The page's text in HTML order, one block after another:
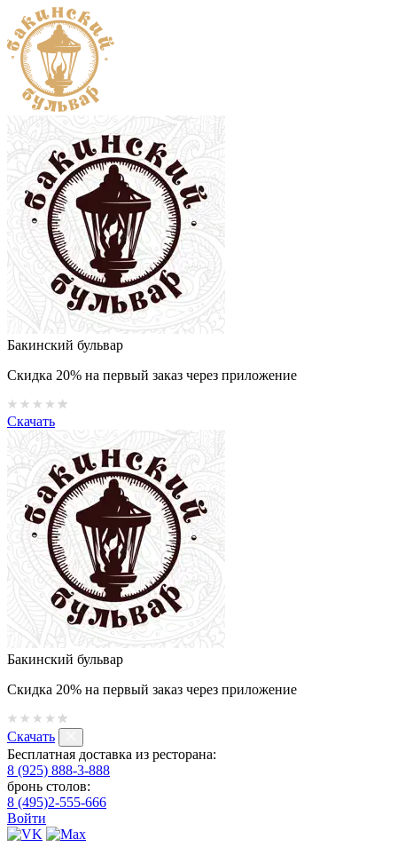
Бакинский бульвар
Скидка 20% на первый заказ через приложение
Скачать
Бакинский бульвар
Скидка 20% на первый заказ через приложение
Скачать
Бесплатная доставка из ресторана:
8 (925) 888-3-888
бронь столов:
8 (495)2-555-666
Войти